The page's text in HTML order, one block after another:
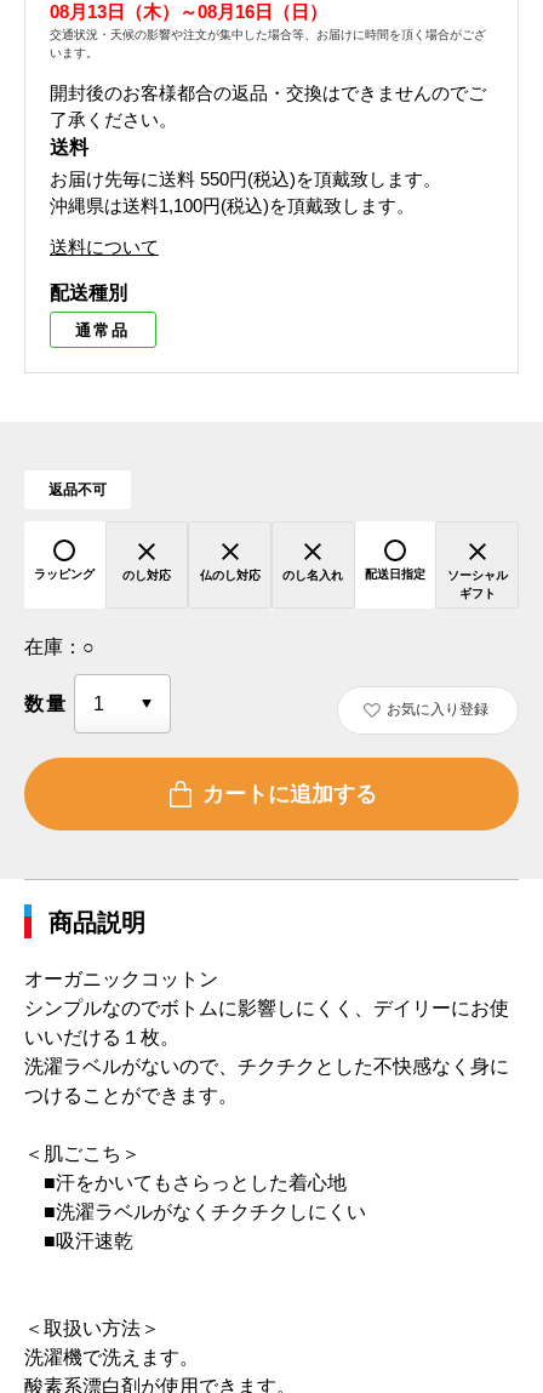
08月13日（木）～08月16日（日）
交通状況・天候の影響や注文が集中した場合等、お届けに時間を頂く場合がござ
います。
開封後のお客様都合の返品・交換はできませんのでご
了承ください。
送料
お届け先毎に送料 550円(税込)を頂戴致します。
沖縄県は送料1,100円(税込)を頂戴致します。
送料について
配送種別
通常品
返品不可
ラッピング のし対応 仏のし対応 のし名入れ 配送日指定
ソーシャル
ギフト
在庫： ○
数量 お気に入り登録
商品説明
オーガニックコットン
シンプルなのでボトムに影響しにくく、デイリーにお使
いいだける１枚。
洗濯ラベルがないので、チクチクとした不快感なく身に
つけることができます。
＜肌ごこち＞
■汗をかいてもさらっとした着心地
■洗濯ラベルがなくチクチクしにくい
■吸汗速乾
＜取扱い方法＞
洗濯機で洗えます。
酸素系漂白剤が使用できます。